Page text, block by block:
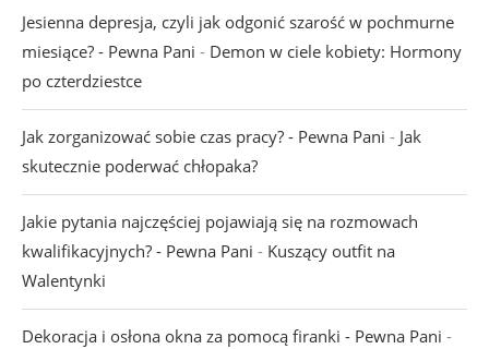
Jesienna depresja, czyli jak odgonić szarość w pochmurne
miesiące? - Pewna Pani - Demon w ciele kobiety: Hormony
po czterdziestce
Jak zorganizować sobie czas pracy? - Pewna Pani - Jak
skutecznie poderwać chłopaka?
Jakie pytania najczęściej pojawiają się na rozmowach
kwalifikacyjnych? - Pewna Pani - Kuszący outfit na
Walentynki
Dekoracja i osłona okna za pomocą firanki - Pewna Pani -